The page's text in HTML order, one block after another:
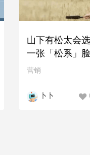
山下有松太会
一张「松系」
营销
卜卜